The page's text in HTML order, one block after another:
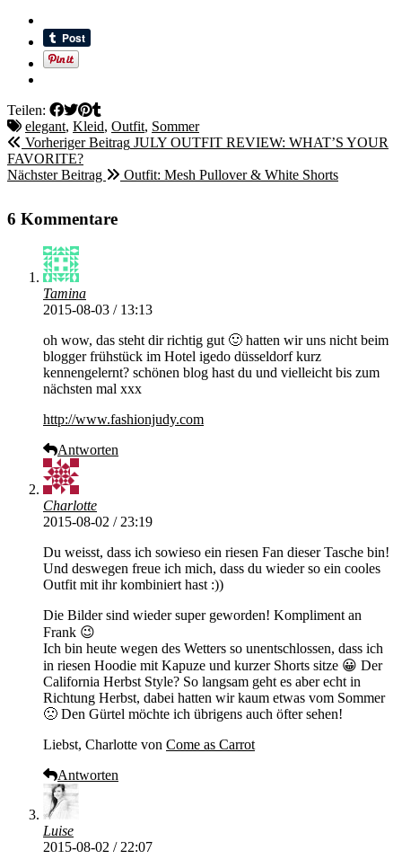
Teilen:
elegant, Kleid, Outfit, Sommer
Vorheriger Beitrag JULY OUTFIT REVIEW: WHAT’S YOUR
FAVORITE?
Nächster Beitrag
Outfit: Mesh Pullover & White Shorts
6 Kommentare
Tamina
2015-08-03 / 13:13
oh wow, das steht dir richtig gut 🙂 hatten wir uns nicht beim
blogger frühstück im Hotel igedo düsseldorf kurz
kennengelernt? schönen blog hast du und vielleicht bis zum
nächsten mal xxx
http://www.fashionjudy.com
Antworten
Charlotte
2015-08-02 / 23:19
Du weisst, dass ich sowieso ein riesen Fan dieser Tasche bin!
Und deswegen freue ich mich, dass du wieder so ein cooles
Outfit mit ihr kombiniert hast :))
Die Bilder sind wieder super geworden! Kompliment an
Frank 😉
Ich bin heute wegen des Wetters so unentschlossen, dass ich
in riesen Hoodie mit Kapuze und kurzer Shorts sitze 😀 Der
California Herbst Style? So langsam geht es aber echt in
Richtung Herbst, dabei hatten wir kaum etwas vom Sommer
🙁 Den Gürtel möchte ich übrigens auch öfter sehen!
Liebst, Charlotte von Come as Carrot
Antworten
Luise
2015-08-02 / 22:07